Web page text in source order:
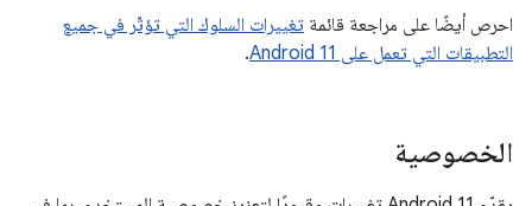
احرص أيضًا على مراجعة قائمة تغييرات السلوك التي تؤثّر في جميع
التطبيقات التي تعمل على Android 11
.
الخصوصية